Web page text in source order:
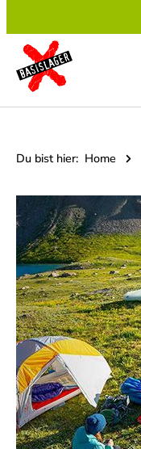
Du bist hier: Home